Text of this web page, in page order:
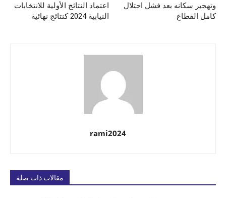
اعتماد النتائج الأولية للانتخابات
النيابية 2024 كنتائج نهائية
وتهجير سكانه بعد فشل احتلال
كامل القطاع
rami2024
مقالات ذات صلة